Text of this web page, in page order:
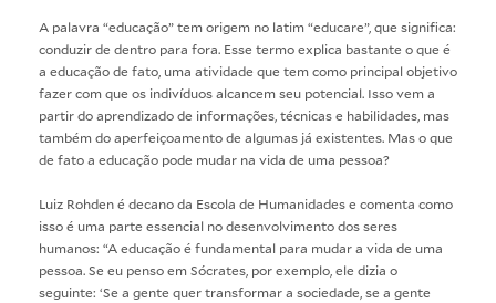
A palavra “educação” tem origem no latim “educare”, que significa:
conduzir de dentro para fora. Esse termo explica bastante o que é
a educação de fato, uma atividade que tem como principal objetivo
fazer com que os indivíduos alcancem seu potencial. Isso vem a
partir do aprendizado de informações, técnicas e habilidades, mas
também do aperfeiçoamento de algumas já existentes. Mas o que
de fato a educação pode mudar na vida de uma pessoa?
Luiz Rohden é decano da Escola de Humanidades e comenta como
isso é uma parte essencial no desenvolvimento dos seres
humanos: “A educação é fundamental para mudar a vida de uma
pessoa. Se eu penso em Sócrates, por exemplo, ele dizia o
seguinte: ‘Se a gente quer transformar a sociedade, se a gente